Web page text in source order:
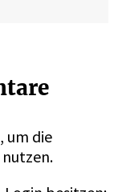
um die